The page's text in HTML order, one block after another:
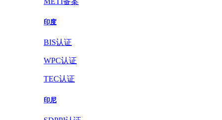
印度
BIS认证
WPC认证
TEC认证
印尼